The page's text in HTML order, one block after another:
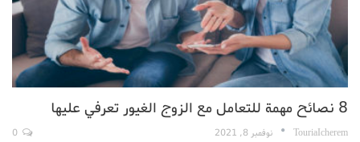
8 نصائح مهمة للتعامل مع الزوج الغيور تعرفي عليها
TouriaIcherem نوفمبر 8, 2021